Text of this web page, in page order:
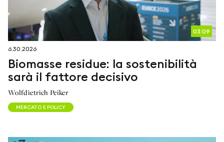
netzerotube
03:09
6.30.2026
Biomasse residue: la sostenibilità
sarà il fattore decisivo
Wolfdietrich Peiker
MERCATO E POLICY